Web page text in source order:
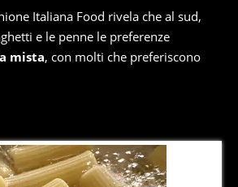
Italiana Food rivela che al sud,
e le penne le preferenze
mista, con molti che preferiscono